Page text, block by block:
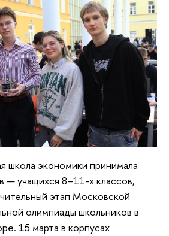
школа экономики принимала
— учащихся 8–11-х классов,
этап Московской
олимпиады школьников в
15 марта в корпусах